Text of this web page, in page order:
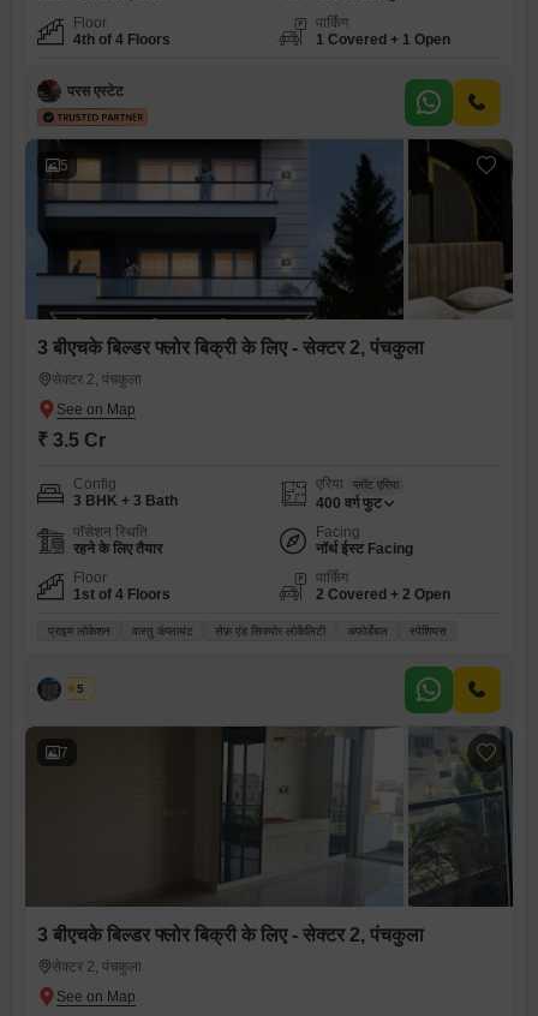
Floor
4th of 4 Floors
पार्किंग
1 Covered + 1 Open
परस एस्टेट
5
3 बीएचके बिल्डर फ्लोर बिक्री के लिए - सेक्टर 2, पंचकुला
सेक्टर 2, पंचकुला
₹ 3.5 Cr
Config
3 BHK + 3 Bath
एरिया प्लॉट एरिया
400 वर्ग फुट
पॉसेशन स्थिति
रहने के लिए तैयार
Facing
नॉर्थ ईस्ट Facing
Floor
1st of 4 Floors
पार्किंग
2 Covered + 2 Open
प्राइम लोकेशन वास्तु कंप्लायंट सेफ़ एंड सिक्योर लोकैलिटी अफोर्डेबल स्पेशियस
पलक
5
7
3 बीएचके बिल्डर फ्लोर बिक्री के लिए - सेक्टर 2, पंचकुला
सेक्टर 2, पंचकुला